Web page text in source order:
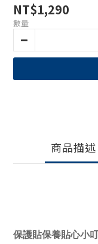
NT$1,290
數量
商品描述
保護貼保養貼心小